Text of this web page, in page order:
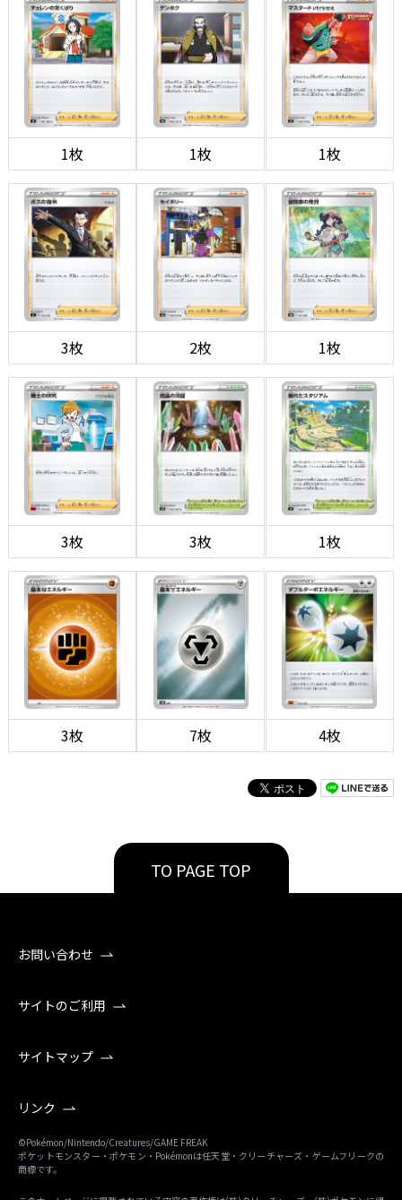
1枚 1枚 1枚
3枚 2枚 1枚
3枚 3枚 1枚
3枚 7枚 4枚
TO PAGE TOP
お問い合わせ
サイトのご利用
サイトマップ
リンク
©Pokémon/Nintendo/Creatures/GAME FREAK
ポケットモンスター・ポケモン・Pokémonは任天堂・クリーチャーズ・ゲームフリークの
商標です。